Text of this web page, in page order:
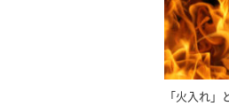
「火入れ